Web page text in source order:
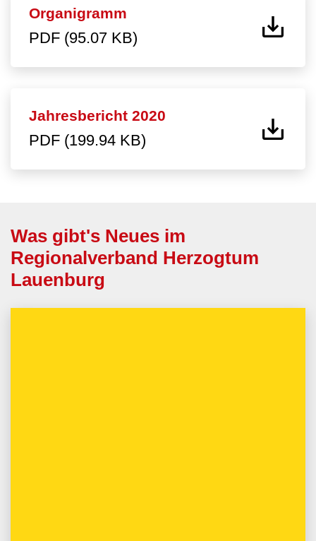
Organigramm
PDF (95.07 KB)
Jahresbericht 2020
PDF (199.94 KB)
Was gibt's Neues im
Regionalverband Herzogtum
Lauenburg